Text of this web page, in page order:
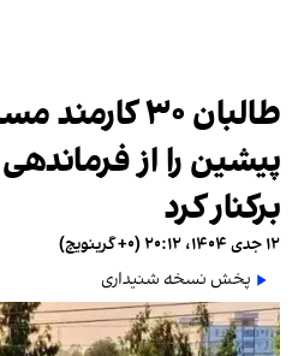
طالبان ۳۰
پیشین را از
برکنار کرد
۱۲ جدی ۱۴۰۴، ۲۰:۱۲ (‎+۰ گرینویچ)
پخش نسخه شنیداری